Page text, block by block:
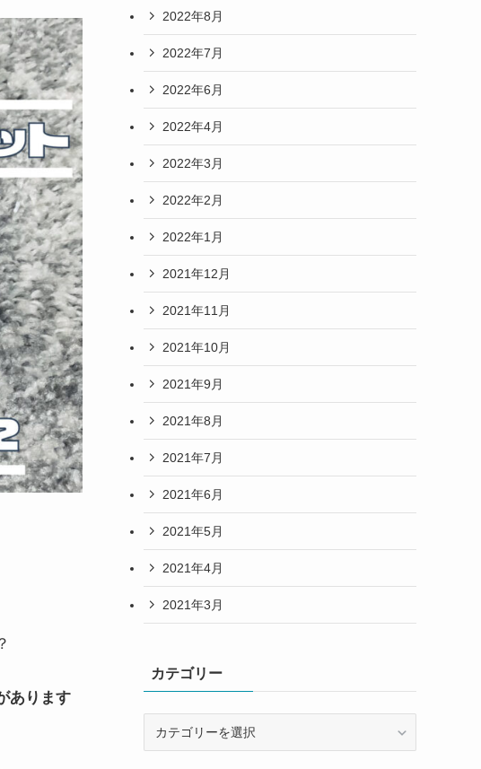
あります
2022年8月
2022年7月
2022年6月
2022年4月
2022年3月
2022年2月
2022年1月
2021年12月
2021年11月
2021年10月
2021年9月
2021年8月
2021年7月
2021年6月
2021年5月
2021年4月
2021年3月
カテゴリー